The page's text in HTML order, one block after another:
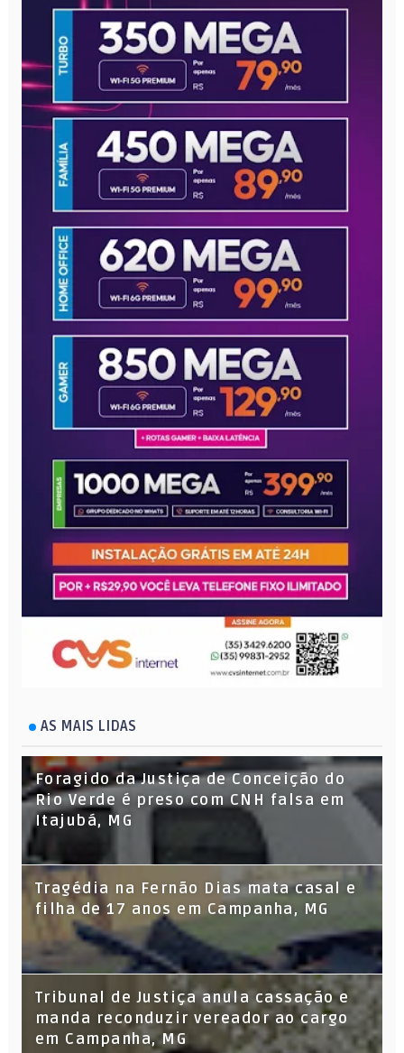
AS MAIS LIDAS
Foragido da Justiça de Conceição do
Rio Verde é preso com CNH falsa em
Itajubá, MG
Tragédia na Fernão Dias mata casal e
filha de 17 anos em Campanha, MG
Tribunal de Justiça anula cassação e
manda reconduzir vereador ao cargo
em Campanha, MG